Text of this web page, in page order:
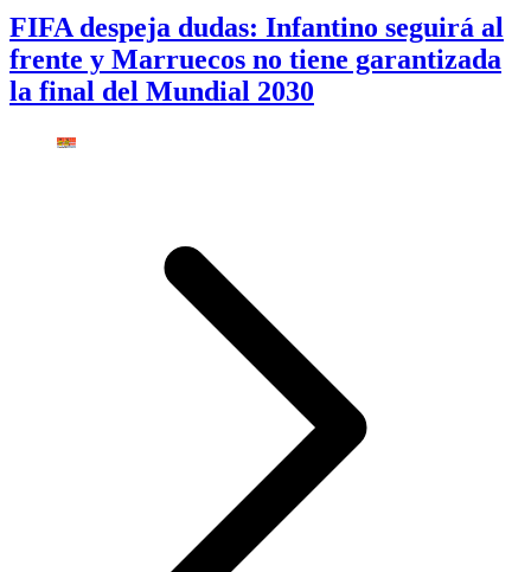
FIFA despeja dudas: Infantino seguirá al
frente y Marruecos no tiene garantizada
la final del Mundial 2030